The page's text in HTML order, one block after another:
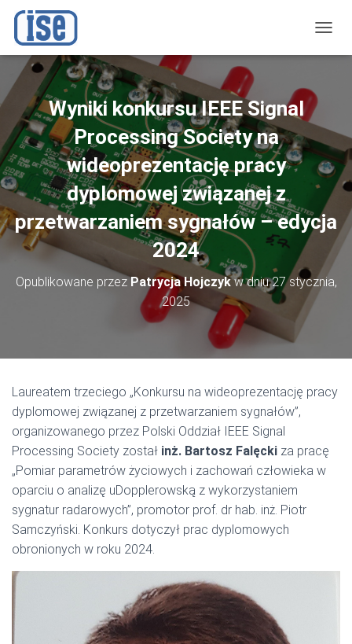
R
C
Z
N
A
I
G
A
J
Ę
Wyniki konkursu IEEE Signal
Processing Society na
wideoprezentację pracy
dyplomowej związanej z
przetwarzaniem sygnałów – edycja
2024
Opublikowane przezPatrycja Hojczykw dniu27 stycznia,
2025
Laureatem trzeciego „Konkursu na wideoprezentację pracy
dyplomowej związanej z przetwarzaniem sygnałów”,
organizowanego przez Polski Oddział IEEE Signal
Processing Society został inż. Bartosz Falęcki za pracę
„Pomiar parametrów życiowych i zachowań człowieka w
oparciu o analizę uDopplerowską z wykorzystaniem
sygnatur radarowych”, promotor prof. dr hab. inż. Piotr
Samczyński. Konkurs dotyczył prac dyplomowych
obronionych w roku 2024.